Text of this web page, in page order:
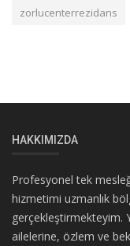
zorlucenterrezidans
HAKKIMIZDA
Profesyonel tek
hizmetimi uzmanlık
gerçekleştirmekteyim.
ailelerine, özlem ve